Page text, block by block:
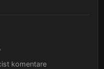
komentare